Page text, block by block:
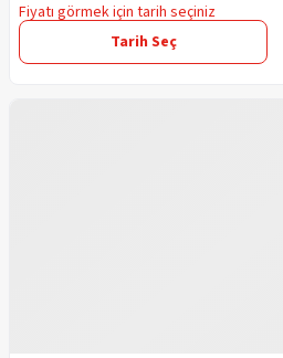
Fiyatı görmek için tarih seçiniz
Tarih Seç